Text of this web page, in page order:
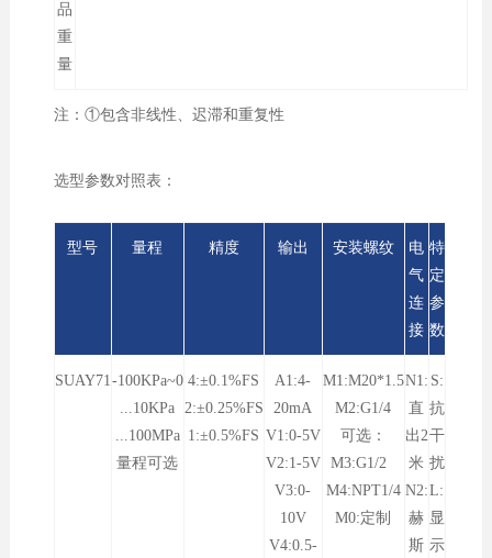
品
重
量
注：①包含非线性、迟滞和重复性
选型参数对照表：
型号 量程 精度 输出 安装螺纹
电
气
连
接
特
定
参
数
SUAY71-100KPa~0
...10KPa
...100MPa
量程可选
4:±0.1%FS
2:±0.25%FS
1:±0.5%FS
A1:4-
20mA
V1:0-5V
V2:1-5V
V3:0-
10V
V4:0.5-
M1:M20*1.5
M2:G1/4
可选：
M3:G1/2
M4:NPT1/4
M0:定制
N1:
直
出2
米
N2:
赫
斯
S:
抗
干
扰
L:
显
示